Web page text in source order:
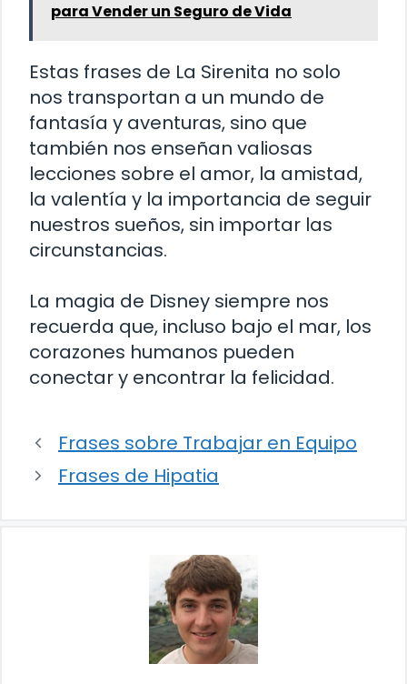
para Vender un Seguro de Vida
Estas frases de La Sirenita no solo
nos transportan a un mundo de
fantasía y aventuras, sino que
también nos enseñan valiosas
lecciones sobre el amor, la amistad,
la valentía y la importancia de seguir
nuestros sueños, sin importar las
circunstancias.
La magia de Disney siempre nos
recuerda que, incluso bajo el mar, los
corazones humanos pueden
conectar y encontrar la felicidad.
Frases sobre Trabajar en Equipo
Frases de Hipatia